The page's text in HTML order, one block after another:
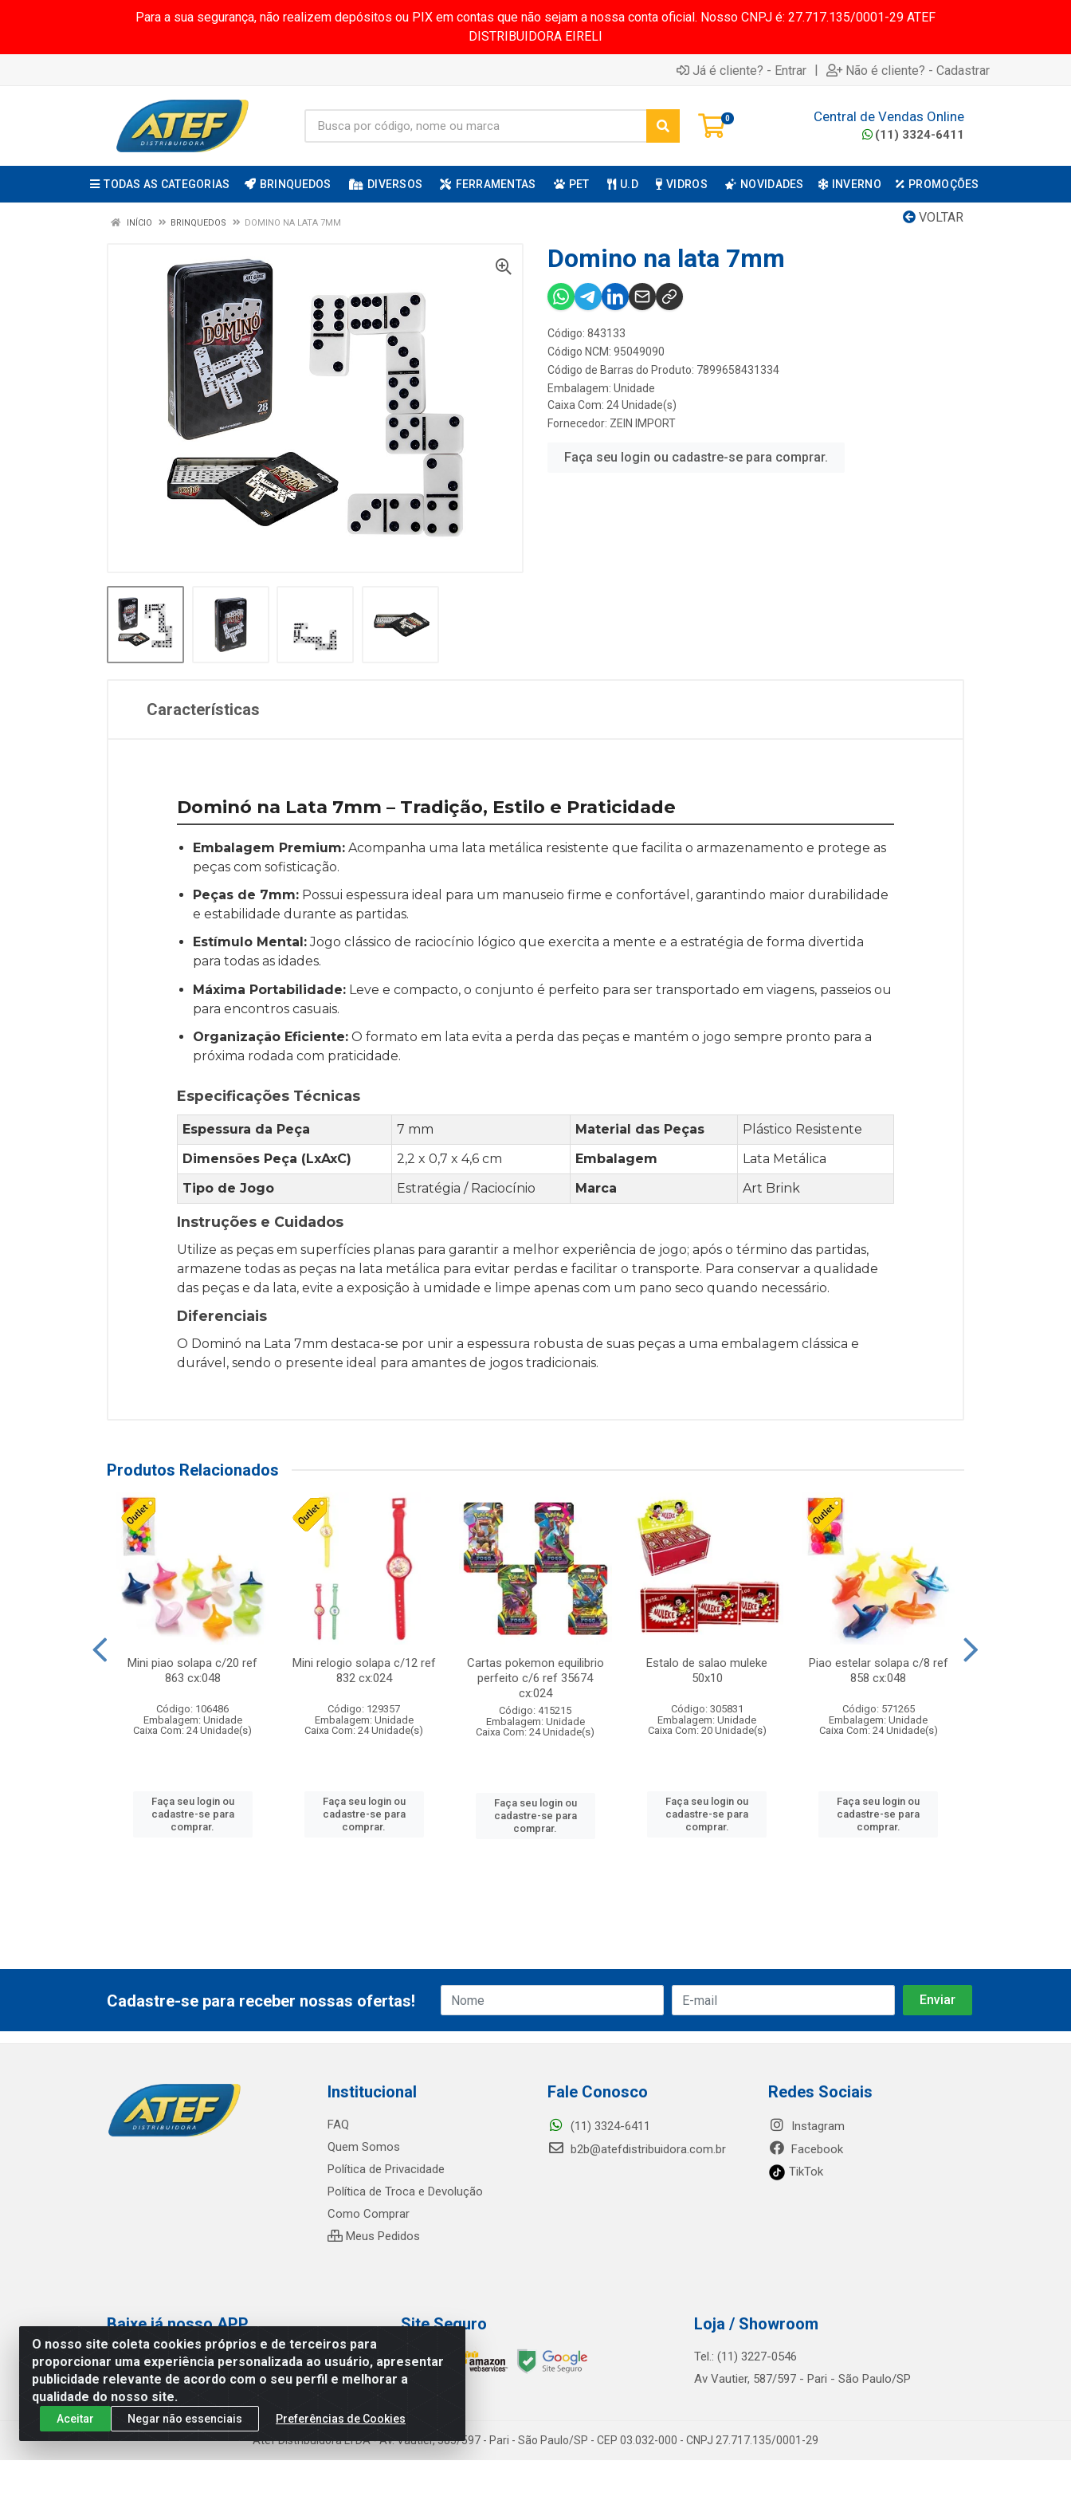
Para a sua segurança, não realizem depósitos ou PIX em contas que não sejam a nossa conta oficial. Nosso CNPJ é: 27.717.135/0001-29 ATEF
DISTRIBUIDORA EIRELI
Já é cliente? - Entrar | Não é cliente? - Cadastrar
0 Central de Vendas Online
(11) 3324-6411
TODAS AS CATEGORIAS BRINQUEDOS DIVERSOS FERRAMENTAS PET U.D VIDROS NOVIDADES INVERNO PROMOÇÕES
VOLTAR
INÍCIO BRINQUEDOS DOMINO NA LATA 7MM
Domino na lata 7mm
Código: 843133
Código NCM: 95049090
Código de Barras do Produto: 7899658431334
Embalagem: Unidade
Caixa Com: 24 Unidade(s)
Fornecedor: ZEIN IMPORT
Faça seu login ou cadastre-se para comprar.
Características
Dominó na Lata 7mm – Tradição, Estilo e Praticidade
Embalagem Premium: Acompanha uma lata metálica resistente que facilita o armazenamento e protege as
peças com sofisticação.
Peças de 7mm: Possui espessura ideal para um manuseio firme e confortável, garantindo maior durabilidade
e estabilidade durante as partidas.
Estímulo Mental:Jogo clássico de raciocínio lógico que exercita a mente e a estratégia de forma divertida
para todas as idades.
Máxima Portabilidade: Leve e compacto, o conjunto é perfeito para ser transportado em viagens, passeios ou
para encontros casuais.
Organização Eficiente: O formato em lata evita a perda das peças e mantém o jogo sempre pronto para a
próxima rodada com praticidade.
Especificações Técnicas
Espessura da Peça 7 mm Material das Peças
Plástico Resistente
Dimensões Peça (LxAxC)
2,2 x 0,7 x 4,6 cm Embalagem
Lata Metálica
Tipo de Jogo
Estratégia / Raciocínio Marca Art Brink
Instruções e Cuidados
Utilize as peças em superfícies planas para garantir a melhor experiência de jogo; após o término das partidas,
armazene todas as peças na lata metálica para evitar perdas e facilitar o transporte. Para conservar a qualidade
das peças e da lata, evite a exposição à umidade e limpe apenas com um pano seco quando necessário.
Diferenciais
O Dominó na Lata 7mm destaca-se por unir a espessura robusta de suas peças a uma embalagem clássica e
durável, sendo o presente ideal para amantes de jogos tradicionais.
Produtos Relacionados
Mini piao solapa c/20 ref
863 cx:048
Código: 106486
Embalagem: Unidade
Caixa Com: 24 Unidade(s)
Faça seu login ou
cadastre-se para
comprar.
Mini relogio solapa c/12 ref
832 cx:024
Código: 129357
Embalagem: Unidade
Caixa Com: 24 Unidade(s)
Faça seu login ou
cadastre-se para
comprar.
Cartas pokemon equilibrio
perfeito c/6 ref 35674
cx:024
Código: 415215
Embalagem: Unidade
Caixa Com: 24 Unidade(s)
Faça seu login ou
cadastre-se para
comprar.
Estalo de salao muleke
50x10
Código: 305831
Embalagem: Unidade
Caixa Com: 20 Unidade(s)
Faça seu login ou
cadastre-se para
comprar.
Piao estelar solapa c/8 ref
858 cx:048
Código: 571265
Embalagem: Unidade
Caixa Com: 24 Unidade(s)
Faça seu login ou
cadastre-se para
comprar.
O nosso site coleta cookies próprios e de terceiros para
proporcionar uma experiência personalizada ao usuário, apresentar
publicidade relevante de acordo com o seu perfil e melhorar a
qualidade do nosso site.
Aceitar Negar não essenciais Preferências de Cookies
Cadastre-se para receber nossas ofertas!
Institucional
FAQ
Quem Somos
Política de Privacidade
Política de Troca e Devolução
Como Comprar
Meus Pedidos
Fale Conosco
(11) 3324-6411
b2b@atefdistribuidora.com.br
Redes Sociais
Instagram
Facebook
TikTok
Baixe já nosso APP Site Seguro Loja / Showroom
Tel.: (11) 3227-0546
Av Vautier, 587/597 - Pari - São Paulo/SP
Atef Distribuidora LTDA - Av. Vautier, 585/597 - Pari - São Paulo/SP - CEP 03.032-000 - CNPJ 27.717.135/0001-29